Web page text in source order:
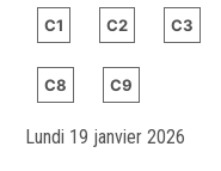
C1 C2 C3
C8 C9
Lundi 19 janvier 2026